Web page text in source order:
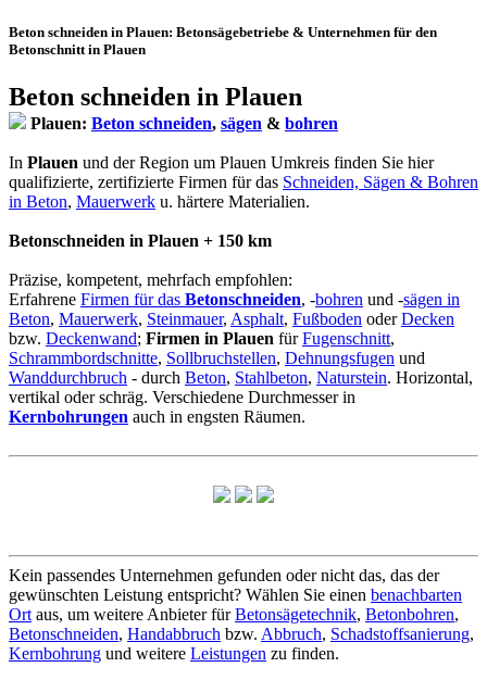
Beton schneiden in Plauen: Betonsägebetriebe & Unternehmen für den
Betonschnitt in Plauen
Beton schneiden in Plauen
Plauen: Beton schneiden, sägen & bohren
In Plauen und der Region um Plauen Umkreis finden Sie hier
qualifizierte, zertifizierte Firmen für das Schneiden, Sägen & Bohren
in Beton, Mauerwerk u. härtere Materialien.
Betonschneiden in Plauen + 150 km
Präzise, kompetent, mehrfach empfohlen:
Erfahrene Firmen für das Betonschneiden, -bohren und -sägen in
Beton, Mauerwerk, Steinmauer, Asphalt, Fußboden oderDecken
bzw. Deckenwand; Firmen in Plauen fürFugenschnitt,
Schrammbordschnitte, Sollbruchstellen, Dehnungsfugen und
Wanddurchbruch - durch Beton, Stahlbeton, Naturstein. Horizontal,
vertikal oder schräg. Verschiedene Durchmesser in
Kernbohrungen auch in engsten Räumen.
Kein passendes Unternehmen gefunden oder nicht das, das der
gewünschten Leistung entspricht? Wählen Sie einen benachbarten
Ort aus, um weitere Anbieter fürBetonsägetechnik, Betonbohren,
Betonschneiden, Handabbruch bzw. Abbruch, Schadstoffsanierung,
Kernbohrung und weitere Leistungen zu finden.